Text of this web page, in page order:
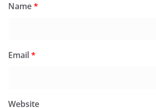
Name*
Email*
Website